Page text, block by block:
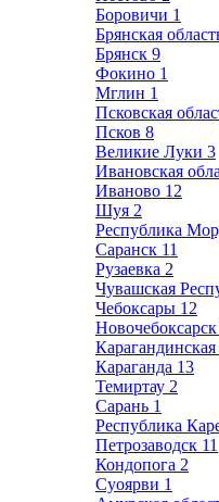
Боровичи 1
Брянская
Брянск 9
Фокино 1
Мглин 1
Псковская
Псков 8
Великие Луки 3
Ивановская
Иваново 12
Шуя 2
Республика
Саранск 11
Рузаевка 2
Чувашская
Чебоксары 12
Новочебоксарск
Карагандинская
Караганда 13
Темиртау 2
Сарань 1
Республика
Петрозаводск 11
Кондопога 2
Суоярви 1